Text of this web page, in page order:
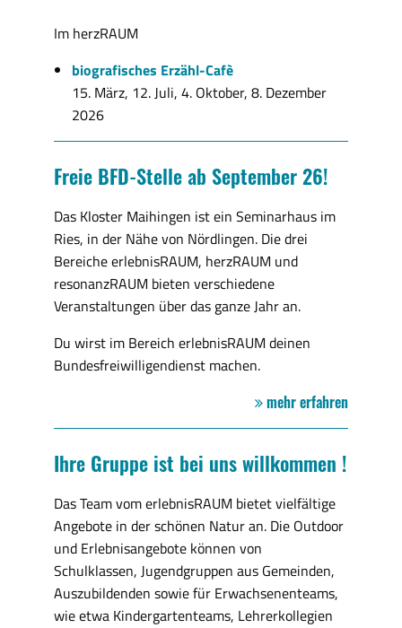
Im herzRAUM
biografisches Erzähl-Cafè
15. März, 12. Juli, 4. Oktober, 8. Dezember
2026
Freie BFD-Stelle ab September 26!
Das Kloster Maihingen ist ein Seminarhaus im
Ries, in der Nähe von Nördlingen. Die drei
Bereiche erlebnisRAUM, herzRAUM und
resonanzRAUM bieten verschiedene
Veranstaltungen über das ganze Jahr an.
Du wirst im Bereich erlebnisRAUM deinen
Bundesfreiwilligendienst machen.
mehr erfahren
Ihre Gruppe ist bei uns willkommen !
Das Team vom erlebnisRAUM bietet vielfältige
Angebote in der schönen Natur an. Die Outdoor
und Erlebnisangebote können von
Schulklassen, Jugendgruppen aus Gemeinden,
Auszubildenden sowie für Erwachsenenteams,
wie etwa Kindergartenteams, Lehrerkollegien